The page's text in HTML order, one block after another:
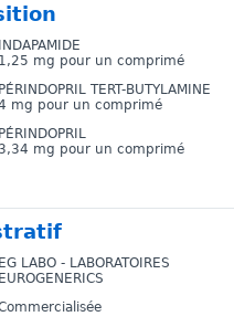
INDAPAMIDE
1,25 mg pour un comprimé
PÉRINDOPRIL TERT-BUTYLAMINE
mg pour un comprimé
PÉRINDOPRIL
3,34 mg pour un comprimé
EG LABO - LABORATOIRES
EUROGENERICS